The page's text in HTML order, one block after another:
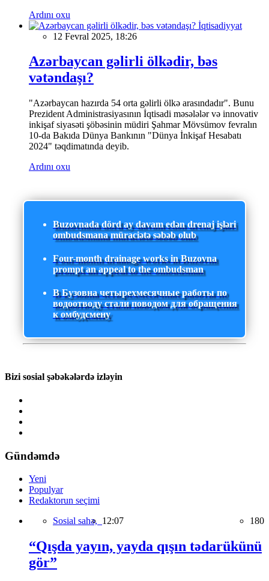
Ardını oxu
İqtisadiyyat
12 Fevral 2025, 18:26
Azərbaycan gəlirli ölkədir, bəs
vətəndaşı?
"Azərbaycan hazırda 54 orta gəlirli ölkə arasındadır". Bunu
Prezident Administrasiyasının İqtisadi məsələlər və innovativ
inkişaf siyasəti şöbəsinin müdiri Şahmar Mövsümov fevralın
10-da Bakıda Dünya Bankının "Dünya İnkişaf Hesabatı
2024" təqdimatında deyib.
Ardını oxu
Buzovnada dörd ay davam edən drenaj işləri
ombudsmana müraciətə səbəb olub
Four-month drainage works in Buzovna
prompt an appeal to the ombudsman
В Бузовна четырехмесячные работы по
водоотводу стали поводом для обращения
к омбудсмену
Bizi sosial şəbəkələrdə izləyin
Gündəmdə
Yeni
Populyar
Redaktorun seçimi
Sosial sahə, 12:07 180
“Qışda yayın, yayda qışın tədarükünü
gör”